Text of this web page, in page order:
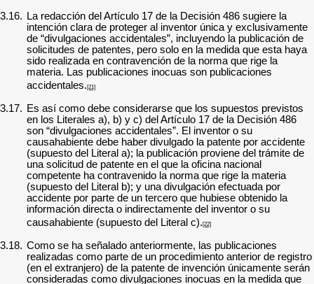
3.16.
La redacción del Artículo 17 de la Decisión 486 sugiere la
intención clara de proteger al inventor única y exclusivamente
de “divulgaciones accidentales”, incluyendo la publicación de
solicitudes de patentes, pero solo en la medida que esta haya
sido realizada en contravención de la norma que rige la
materia. Las publicaciones inocuas son publicaciones
accidentales. [21]
3.17. Es así como debe considerarse que los supuestos previstos
en los Literales a), b) y c) del Artículo 17 de la Decisión 486
son “divulgaciones accidentales”. El inventor o su
causahabiente debe haber divulgado la patente por accidente
(supuesto del Literal a); la publicación proviene del trámite de
una solicitud de patente en el que la oficina nacional
competente ha contravenido la norma que rige la materia
(supuesto del Literal b); y una divulgación efectuada por
accidente por parte de un tercero que hubiese obtenido la
información directa o indirectamente del inventor o su
causahabiente (supuesto del Literal c). [22]
3.18. Como se ha señalado anteriormente, las publicaciones
realizadas como parte de un procedimiento anterior de registro
(en el extranjero) de la patente de invención únicamente serán
consideradas como divulgaciones inocuas en la medida que